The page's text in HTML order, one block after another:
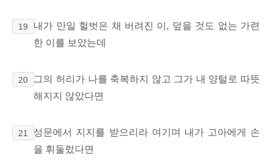
19 내가 만일 헐벗은 채 버려진 이, 덮을 것도 없는 가련
한 이를 보았는데
20 그의 허리가나를 축복하지 않고 그가 내 양털로 따뜻
해지지 않았다면
21
성문에서 지지를 받으리라 여기며 내가 고아에게 손
을 휘둘렀다면